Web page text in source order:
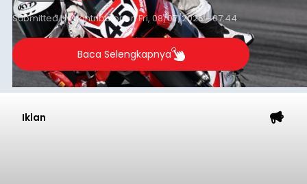
Submitted bycontributoronFri, 08/07/2026 - 07:44
Baca Selengkapnya
Iklan